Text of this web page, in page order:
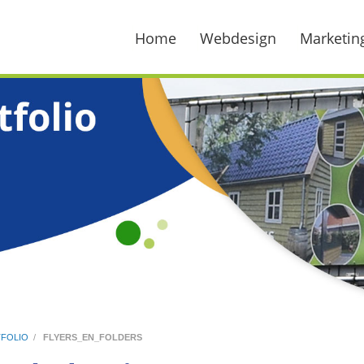
Home Webdesign
/ FLYERS_EN_FOLDERS